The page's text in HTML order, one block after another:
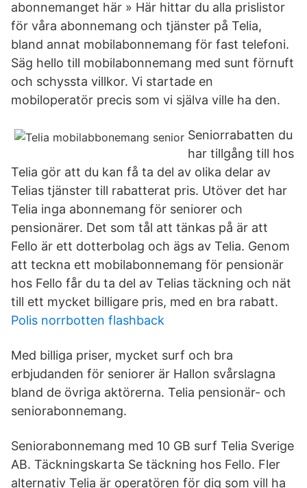
abonnemanget här » Här hittar du alla prislistor
för våra abonnemang och tjänster på Telia,
bland annat mobilabonnemang för fast telefoni.
Säg hello till mobilabonnemang med sunt förnuft
och schyssta villkor. Vi startade en
mobiloperatör precis som vi själva ville ha den.
Seniorrabatten du
har tillgång till hos
Telia gör att du kan få ta del av olika delar av
Telias tjänster till rabatterat pris. Utöver det har
Telia inga abonnemang för seniorer och
pensionärer. Det som tål att tänkas på är att
Fello är ett dotterbolag och ägs av Telia. Genom
att teckna ett mobilabonnemang för pensionär
hos Fello får du ta del av Telias täckning och nät
till ett mycket billigare pris, med en bra rabatt.
Polis norrbotten flashback
Med billiga priser, mycket surf och bra
erbjudanden för seniorer är Hallon svårslagna
bland de övriga aktörerna. Telia pensionär- och
seniorabonnemang.
Seniorabonnemang med 10 GB surf Telia Sverige
AB. Täckningskarta Se täckning hos Fello. Fler
alternativ Telia är operatören för dig som vill ha